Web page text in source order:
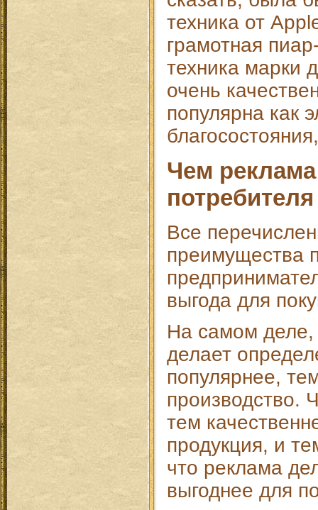
техника от
грамотная
техника марки
очень
популярна как
Чем
потребителя
Все
преимущества
выгода для
На самом
делает
популярнее,
производство.
тем
продукция, и
что реклама
выгоднее для